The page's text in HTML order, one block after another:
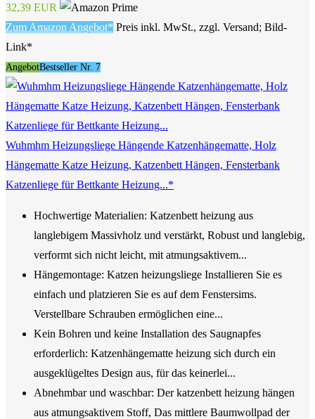
32,39 EUR
Zum Amazon Angebot* Preis inkl. MwSt., zzgl. Versand; Bild-
Link*
AngebotBestseller Nr. 7
Wuhmhm Heizungsliege Hängende Katzenhängematte, Holz
Hängematte Katze Heizung, Katzenbett Hängen, Fensterbank
Katzenliege für Bettkante Heizung...*
Hochwertige Materialien: Katzenbett heizung aus
langlebigem Massivholz und verstärkt, Robust und langlebig,
verformt sich nicht leicht, mit atmungsaktivem...
Hängemontage: Katzen heizungsliege Installieren Sie es
einfach und platzieren Sie es auf dem Fenstersims.
Verstellbare Schrauben ermöglichen eine...
Kein Bohren und keine Installation des Saugnapfes
erforderlich: Katzenhängematte heizung sich durch ein
ausgeklügeltes Design aus, für das keinerlei...
Abnehmbar und waschbar: Der katzenbett heizung hängen
aus atmungsaktivem Stoff, Das mittlere Baumwollpad der